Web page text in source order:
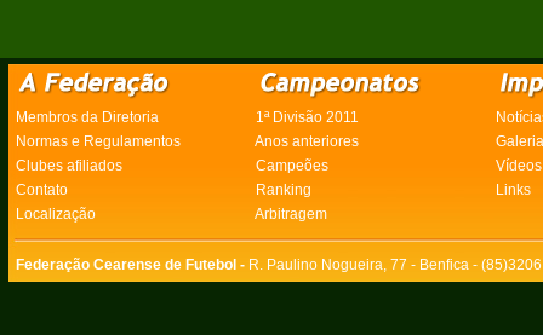
Membros da Diretoria 1ª Divisão 2011
Normas e Regulamentos
Anos anteriores
Clubes afiliados
Campeões
Vídeos
Contato
Ranking
Links
Localização
Arbitragem
Federação Cearense de Futebol - R. Paulino Nogueira, 77 - Benfica -